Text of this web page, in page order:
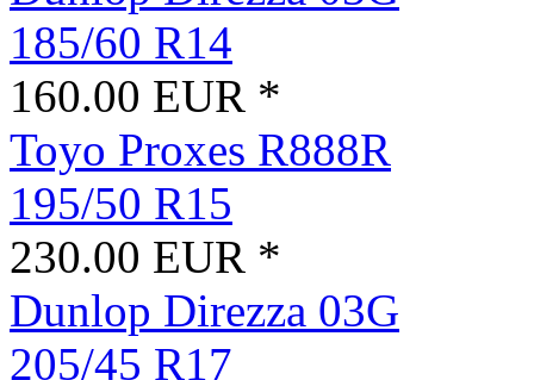
185/60 R14
160.00 EUR *
Toyo Proxes R888R
195/50 R15
230.00 EUR *
Dunlop Direzza 03G
205/45 R17